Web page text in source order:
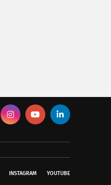
INSTAGRAM YOUTUBE